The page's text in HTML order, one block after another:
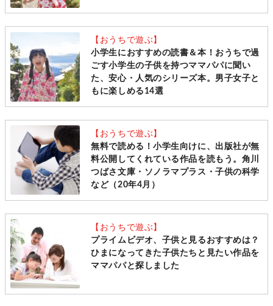
【おうちで遊ぶ】
小学生におすすめの読書＆本！おうちで過
ごす小学生の子供を持つママパパに聞い
た、安心・人気のシリーズ本。男子女子と
もに楽しめる14選
【おうちで遊ぶ】
無料で読める！小学生向けに、出版社が無
料公開してくれている作品を読もう。角川
つばさ文庫・ソノラマプラス・子供の科学
など（20年4月）
【おうちで遊ぶ】
プライムビデオ、子供と見るおすすめは？
ひまになってきた子供たちと見たい作品を
ママパパと探しました